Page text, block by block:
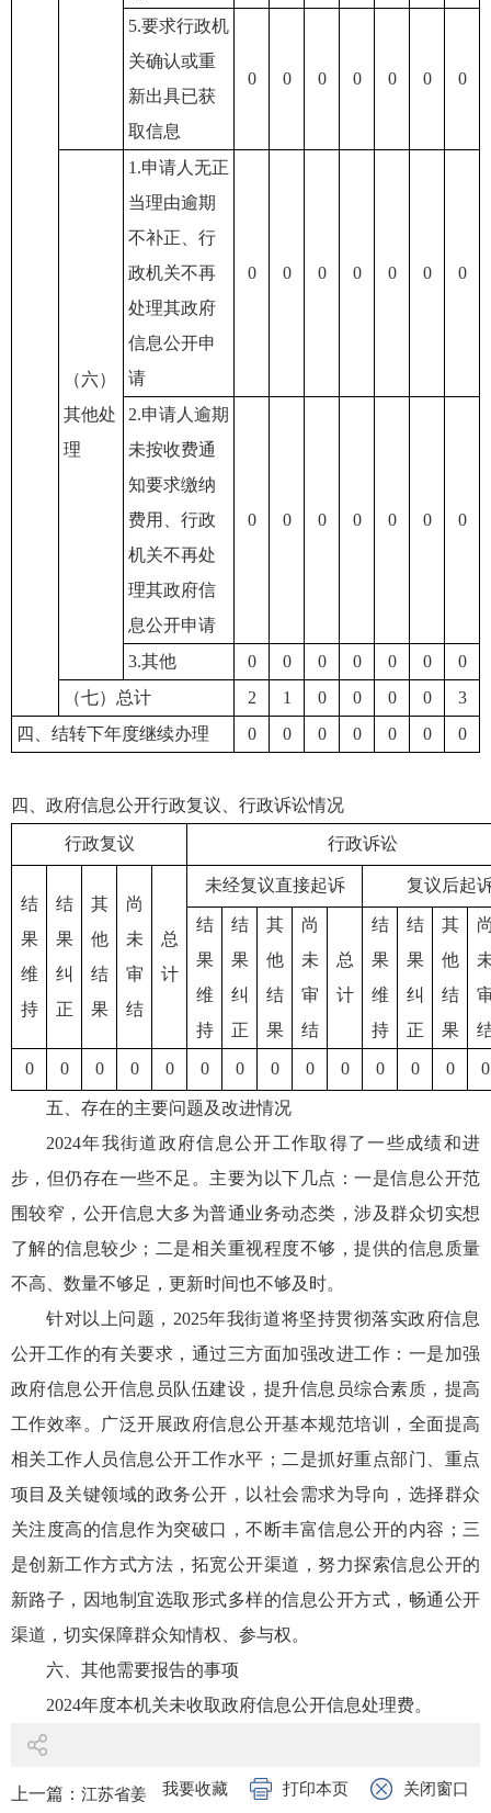
5.要求行政机
关确认或重
新出具已获
取信息
0 0 0 0 0 0 0
（六）
其他处
理
1.申请人无正
当理由逾期
不补正、行
政机关不再
处理其政府
信息公开申
请
0 0 0 0 0 0 0
2.申请人逾期
未按收费通
知要求缴纳
费用、行政
机关不再处
理其政府信
息公开申请
0 0 0 0 0 0 0
3.其他 0 0 0 0 0 0
0
（七）总计
2 1 0 0 0 0
3
四、结转下年度继续办理
0 0 0 0 0 0 0
四、政府信息公开行政复议、行政诉讼情况
行政复议 行政诉讼
结
果
维
持
结
果
纠
正
其
他
结
果
尚
未
审
结
总
计
未经复议直接起诉 复议后起
结
果
维
持
结
果
纠
正
其
他
结
果
尚
未
审
结
总
计
结
果
维
持
结
果
纠
正
其
他
结
果
0 0 0 0 0 0 0 0 0 0 0 0 0 0
五、存在的主要问题及改进情况
2024年我街道政府信息公开工作取得了一些成绩和进
步，但仍存在一些不足。主要为以下几点：一是信息公开范
围较窄，公开信息大多为普通业务动态类，涉及群众切实想
了解的信息较少；二是相关重视程度不够，提供的信息质量
不高、数量不够足，更新时间也不够及时。
针对以上问题，2025年我街道将坚持贯彻落实政府信息
公开工作的有关要求，通过三方面加强改进工作：一是加强
政府信息公开信息员队伍建设，提升信息员综合素质，提高
工作效率。广泛开展政府信息公开基本规范培训，全面提高
相关工作人员信息公开工作水平；二是抓好重点部门、重点
项目及关键领域的政务公开，以社会需求为导向，选择群众
关注度高的信息作为突破口，不断丰富信息公开的内容；三
是创新工作方式方法，拓宽公开渠道，努力探索信息公开的
新路子，因地制宜选取形式多样的信息公开方式，畅通公开
渠道，切实保障群众知情权、参与权。
六、其他需要报告的事项
2024年度本机关未收取政府信息公开信息处理费。
我要收藏 打印本页 关闭窗口
上一篇： 江苏省姜